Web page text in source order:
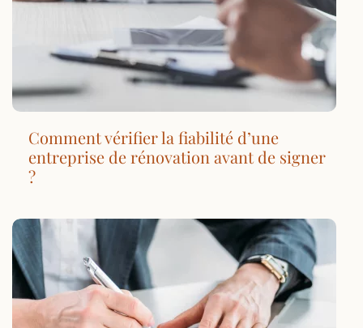
Comment vérifier la fiabilité d’une
entreprise de rénovation avant de signer
?